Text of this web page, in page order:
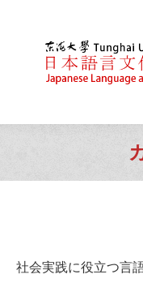
社会実践に役立つ言